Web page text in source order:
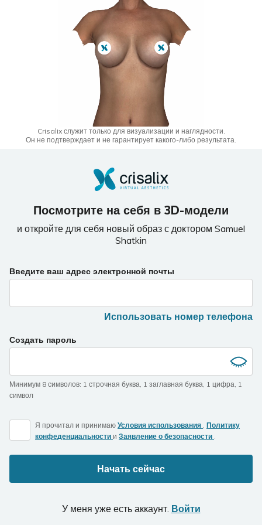
Crisalix служит только для визуализации и наглядности.
Он не подтверждает и не гарантирует какого-либо результата.
Посмотрите на себя в 3D-модели
и откройте для себя новый образ с доктором Samuel
Shatkin
Введите ваш адрес электронной почты
Использовать номер телефона
Создать пароль
Минимум 8 символов: 1 строчная буква, 1 заглавная буква, 1 цифра, 1
символ
Я прочитал и принимаю Условия использования , Политику
конфеденциальности и Заявление о безопасности .
Начать сейчас
У меня уже есть аккаунт. Войти